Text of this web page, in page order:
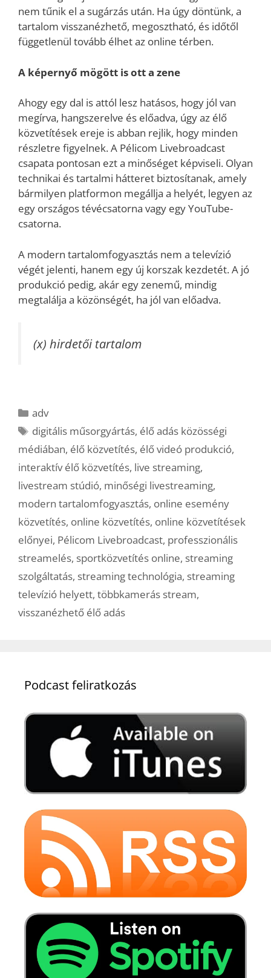
nem tűnik el a sugárzás után. Ha úgy döntünk, a
tartalom visszanézhető, megosztható, és időtől
függetlenül tovább élhet az online térben.
A képernyő mögött is ott a zene
Ahogy egy dal is attól lesz hatásos, hogy jól van
megírva, hangszerelve és előadva, úgy az élő
közvetítések ereje is abban rejlik, hogy minden
részletre figyelnek. A Pélicom Livebroadcast
csapata pontosan ezt a minőséget képviseli. Olyan
technikai és tartalmi hátteret biztosítanak, amely
bármilyen platformon megállja a helyét, legyen az
egy országos tévécsatorna vagy egy YouTube-
csatorna.
A modern tartalomfogyasztás nem a televízió
végét jelenti, hanem egy új korszak kezdetét. A jó
produkció pedig, akár egy zenemű, mindig
megtalálja a közönségét, ha jól van előadva.
(x) hirdetői tartalom
Kategória
adv
Címkék
digitális műsorgyártás, élő adás közösségi
médiában, élő közvetítés, élő videó produkció,
interaktív élő közvetítés, live streaming,
livestream stúdió, minőségi livestreaming,
modern tartalomfogyasztás, online esemény
közvetítés, online közvetítés, online közvetítések
előnyei, Pélicom Livebroadcast, professzionális
streamelés, sportközvetítés online, streaming
szolgáltatás, streaming technológia, streaming
televízió helyett, többkamerás stream,
visszanézhető élő adás
Podcast feliratkozás